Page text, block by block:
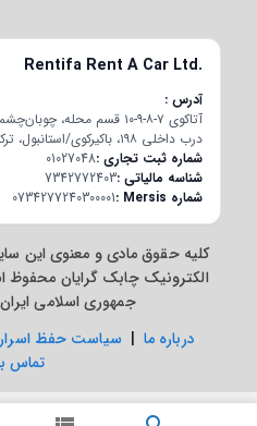
Rentifa Rent A Car Ltd.
آدرس
درب داخلی ۱۹۸، باکیرکوی/استانبول، ترکیه
شماره ثبت تجاری01027048
شناسه مالیاتی7342772403
شماره Mersis
0734277240300001
کلیه حقوق مادی و معنوی این
الکترونیک چابک گرایان
جمهوری اسلامی
درباره ما | سیاست حفظ
تماس